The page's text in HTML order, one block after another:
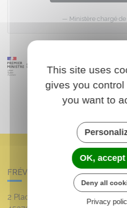
Ministère chargé
FRÉVILLE-DU-GÂTINAIS
2 Place Louis Croum
This site uses
gives you control
you want to
OK, accept
Deny all
Privacy